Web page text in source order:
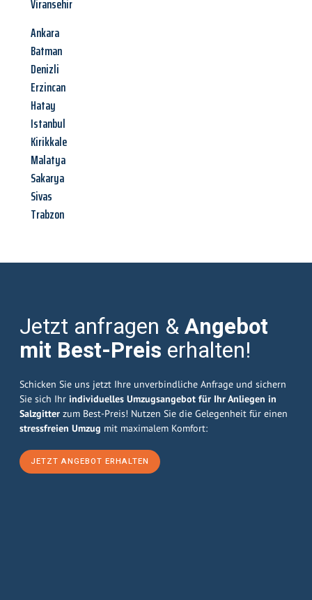
Viransehir
Ankara
Batman
Denizli
Erzincan
Hatay
Istanbul
Kirikkale
Malatya
Sakarya
Sivas
Trabzon
Jetzt anfragen &Angebot
mit Best-Preis erhalten!
Schicken Sie uns jetzt Ihre unverbindliche Anfrage und sichern
Sie sich Ihr individuelles Umzugsangebot für Ihr Anliegen in
Salzgitter zum Best-Preis! Nutzen Sie die Gelegenheit für einen
stressfreien Umzug mit maximalem Komfort:
JETZT ANGEBOT ERHALTEN